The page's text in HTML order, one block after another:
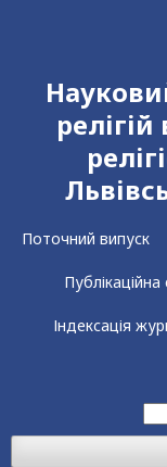
релігій
Поточний випуск
Публікаційна
Індексація